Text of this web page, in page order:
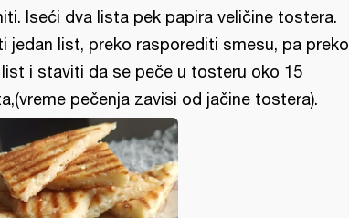
Iseći dva lista pek papira veličine tostera.
jedan list, preko rasporediti smesu, pa preko
i staviti da se peče u tosteru oko 15
pečenja zavisi od jačine tostera).